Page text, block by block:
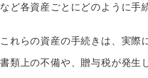
など各資産ごとにどのように手
これらの資産の手続きは、実際
書類上の不備や、贈与税が発生